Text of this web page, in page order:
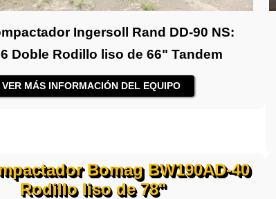
Ingersoll Rand DD-90 NS:
Doble Rodillo liso de 66" Tandem
VER MÁS INFORMACIÓN DEL EQUIPO
Bomag BW190AD-40
Rodillo liso de 78"